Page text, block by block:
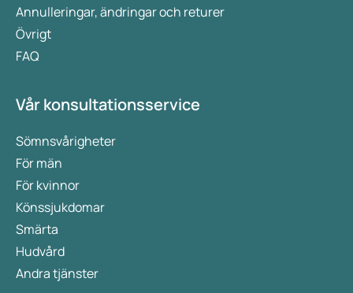
Annulleringar, ändringar och returer
Övrigt
FAQ
Vår konsultationsservice
Sömnsvårigheter
För män
För kvinnor
Könssjukdomar
Smärta
Hudvård
Andra tjänster